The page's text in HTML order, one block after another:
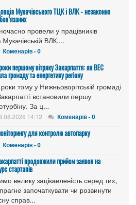
Мукачівського ТЦК і ВЛК - незаконно
провели у працівників
ВЛК,...
Коменарів - 0
першому вітряку Закарпаття: як ВЕС
громаду та енергетику регіону
тому у Нижньоворітській громаді
встановили першу
За ц...
14:12 Коменарів - 0
для контролю автопарку
Коменарів - 0
продовжили прийом заявок на
стартапів
велику зацікавленість серед тих,
започаткувати чи розвинути
справ...